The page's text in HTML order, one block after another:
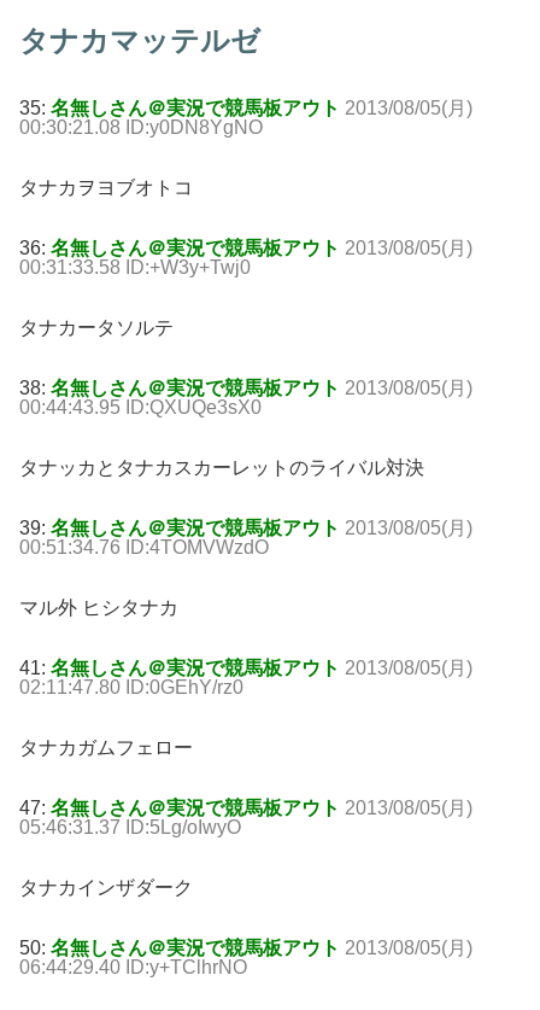
タナカマッテルゼ
35: 名無しさん＠実況で競馬板アウト 2013/08/05(月)
00:30:21.08 ID:y0DN8YgNO
タナカヲヨブオトコ
36: 名無しさん＠実況で競馬板アウト 2013/08/05(月)
00:31:33.58 ID:+W3y+Twj0
タナカータソルテ
38: 名無しさん＠実況で競馬板アウト 2013/08/05(月)
00:44:43.95 ID:QXUQe3sX0
タナッカとタナカスカーレットのライバル対決
39: 名無しさん＠実況で競馬板アウト 2013/08/05(月)
00:51:34.76 ID:4TOMVWzdO
マル外 ヒシタナカ
41: 名無しさん＠実況で競馬板アウト 2013/08/05(月)
02:11:47.80 ID:0GEhY/rz0
タナカガムフェロー
47: 名無しさん＠実況で競馬板アウト 2013/08/05(月)
05:46:31.37 ID:5Lg/oIwyO
タナカインザダーク
50: 名無しさん＠実況で競馬板アウト 2013/08/05(月)
06:44:29.40 ID:y+TClhrNO